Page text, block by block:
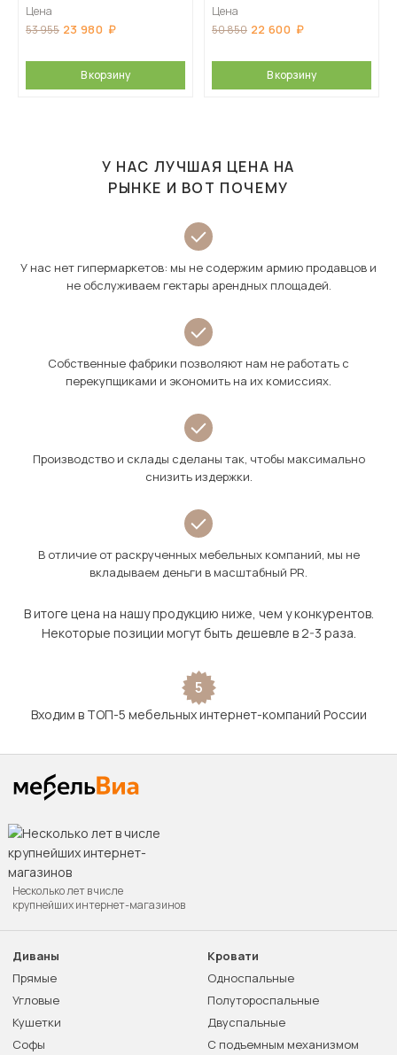
Цена
53 955 23 980
В корзину
Цена
50 850 22 600
В корзину
У НАС ЛУЧШАЯ ЦЕНА НА
РЫНКЕ И ВОТ ПОЧЕМУ
У нас нет гипермаркетов: мы не содержим армию продавцов и
не обслуживаем гектары арендных площадей.
Собственные фабрики позволяют нам не работать с
перекупщиками и экономить на их комиссиях.
Производство и склады сделаны так, чтобы максимально
снизить издержки.
В отличие от раскрученных мебельных компаний, мы не
вкладываем деньги в масштабный PR.
В итоге цена на нашу продукцию ниже, чем у конкурентов.
Некоторые позиции могут быть дешевле в 2-3 раза.
5
Входим в ТОП-5 мебельных интернет-компаний России
Несколько лет в числе
крупнейших интернет-магазинов
Диваны
Прямые
Угловые
Кушетки
Софы
Кровати
Односпальные
Полутороспальные
Двуспальные
С подъемным механизмом